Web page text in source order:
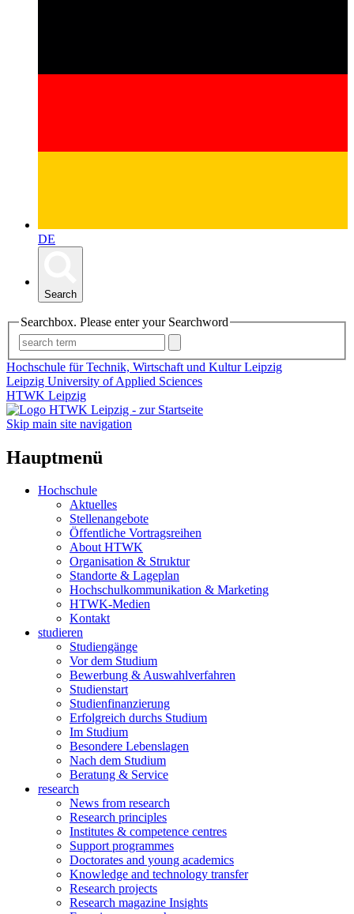
DE
Search
Searchbox. Please enter your Searchword
Hochschule für Technik, Wirtschaft und Kultur Leipzig
Leipzig University of Applied Sciences
HTWK Leipzig
Skip main site navigation
Hauptmenü
Hochschule
Aktuelles
Stellenangebote
Öffentliche Vortragsreihen
About HTWK
Organisation & Struktur
Standorte & Lageplan
Hochschulkommunikation & Marketing
HTWK-Medien
Kontakt
studieren
Studiengänge
Vor dem Studium
Bewerbung & Auswahlverfahren
Studienstart
Studienfinanzierung
Erfolgreich durchs Studium
Im Studium
Besondere Lebenslagen
Nach dem Studium
Beratung & Service
research
News from research
Research principles
Institutes & competence centres
Support programmes
Doctorates and young academics
Knowledge and technology transfer
Research projects
Research magazine Insights